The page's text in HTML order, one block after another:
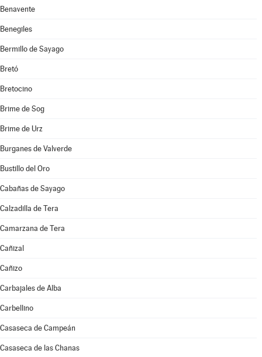
Benavente
Benegiles
Bermillo de Sayago
Bretó
Bretocino
Brime de Sog
Brime de Urz
Burganes de Valverde
Bustillo del Oro
Cabañas de Sayago
Calzadilla de Tera
Camarzana de Tera
Cañizal
Cañizo
Carbajales de Alba
Carbellino
Casaseca de Campeán
Casaseca de las Chanas